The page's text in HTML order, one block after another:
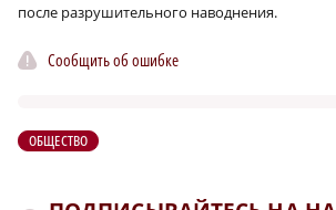
после разрушительного наводнения.
Сообщить об ошибке
ОБЩЕСТВО